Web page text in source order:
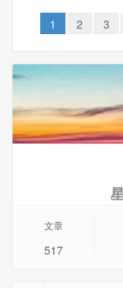
表（路由标记）
mangle 三处位置
衡的配置与之前版
本文主要讲
参考《RouterOS
衡》）
1.1 RouterOS
1.2 3条电信宽带
能运营商分流会比
1 2 3
文章
517